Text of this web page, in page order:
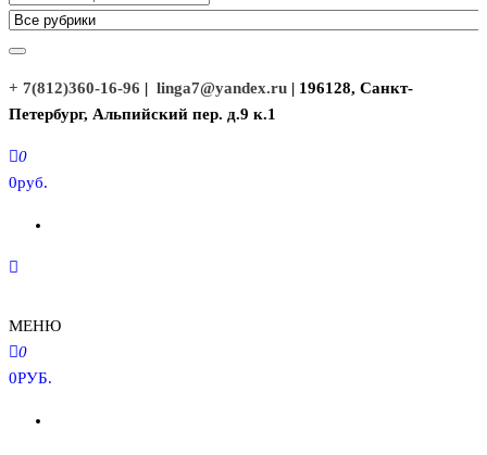
Измерительные приборы Виолан
+ 7(812)360-16-96 | linga7@yandex.ru | 196128, Санкт-
Петербург, Альпийский пер. д.9 к.1
0
0руб.
МЕНЮ
0
0РУБ.